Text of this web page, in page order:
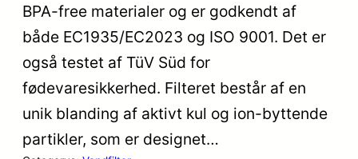
BPA-free materialer og er godkendt af
både EC1935/EC2023 og ISO 9001. Det er
også testet af TüV Süd for
fødevaresikkerhed. Filteret består af en
unik blanding af aktivt kul og ion-byttende
partikler, som er designet…